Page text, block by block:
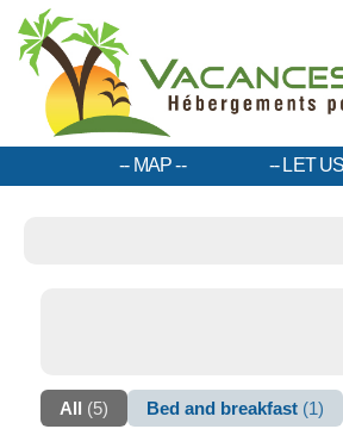
MAP LET
All (5) Bed and breakfast (1)